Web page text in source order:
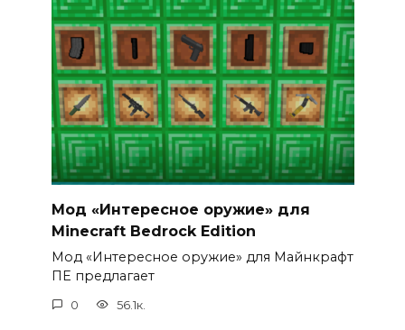
Мод «Интересное оружие» для
Minecraft Bedrock Edition
Мод «Интересное оружие» для Майнкрафт
ПЕ предлагает
0 56.1к.